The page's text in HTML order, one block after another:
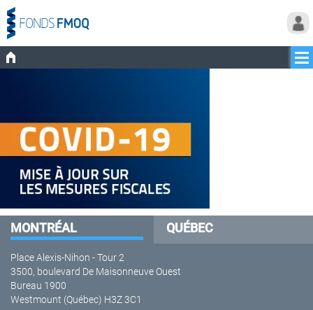
MONTRÉAL QUÉBEC
Place Alexis-Nihon - Tour 2
3500, boulevard De Maisonneuve Ouest
Bureau 1900
Westmount (Québec) H3Z 3C1